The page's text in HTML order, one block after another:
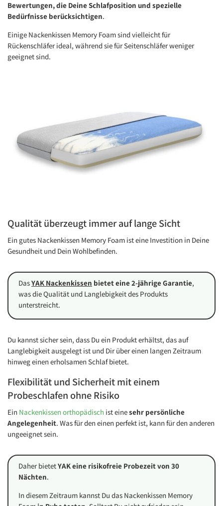
Bewertungen, die Deine Schlafposition und spezielle
Bedürfnisse berücksichtigen.
Einige Nackenkissen Memory Foam sind vielleicht für
Rückenschläfer ideal, während sie für Seitenschläfer weniger
geeignet sind.
Qualität überzeugt immer auf lange Sicht
Ein gutes Nackenkissen Memory Foam ist eine Investition in Deine
Gesundheit und Dein Wohlbefinden.
DasYAK Nackenkissen bietet eine 2-jährige Garantie,
was die Qualität und Langlebigkeit des Produkts
unterstreicht.
Du kannst sicher sein, dass Du ein Produkt erhältst, das auf
Langlebigkeit ausgelegt ist und Dir über einen langen Zeitraum
hinweg einen erholsamen Schlaf bietet.
Flexibilität und Sicherheit mit einem
Probeschlafen ohne Risiko
Ein Nackenkissen orthopädisch ist einesehr persönliche
Angelegenheit. Was für den einen perfekt ist, kann für den anderen
ungeeignet sein.
Daher bietetYAK eine risikofreie Probezeit von 30
Nächten.
In diesem Zeitraum kannst Du das Nackenkissen Memory